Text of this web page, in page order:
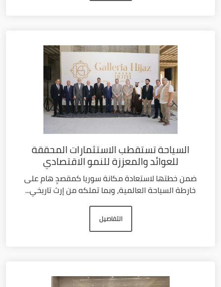
السياحة تستقطب الاستثمارات المحققة
للعوائد والمعززة للنمو الاقتصادي
ضمن خطتها لاستعادة مكانة سوريا كمقصدٍ هام على
خارطة السياحة العالمية، وبما تملكه من إرث تاريخي...
التفاصيل